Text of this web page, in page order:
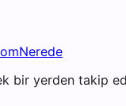
bir yerden takip